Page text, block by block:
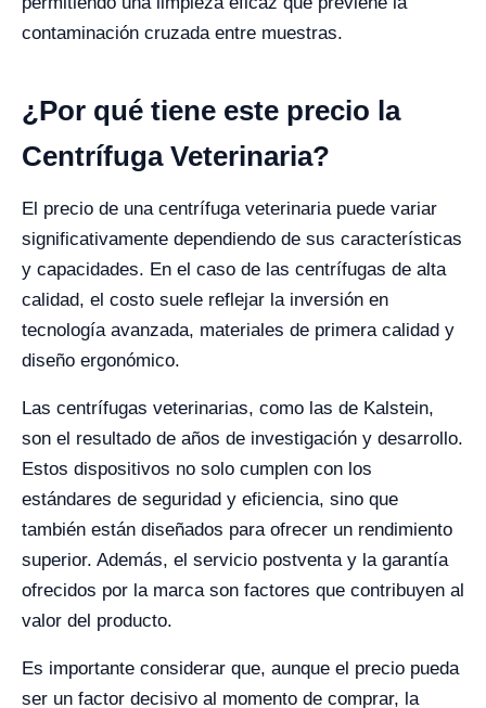
contaminación cruzada entre muestras.
¿Por qué tiene este precio la
Centrífuga Veterinaria?
El precio de una centrífuga veterinaria puede variar
significativamente dependiendo de sus características
y capacidades. En el caso de las centrífugas de alta
calidad, el costo suele reflejar la inversión en
tecnología avanzada, materiales de primera calidad y
diseño ergonómico.
Las centrífugas veterinarias, como las de Kalstein,
son el resultado de años de investigación y desarrollo.
Estos dispositivos no solo cumplen con los
estándares de seguridad y eficiencia, sino que
también están diseñados para ofrecer un rendimiento
superior. Además, el servicio postventa y la garantía
ofrecidos por la marca son factores que contribuyen al
valor del producto.
Es importante considerar que, aunque el precio pueda
ser un factor decisivo al momento de comprar, la